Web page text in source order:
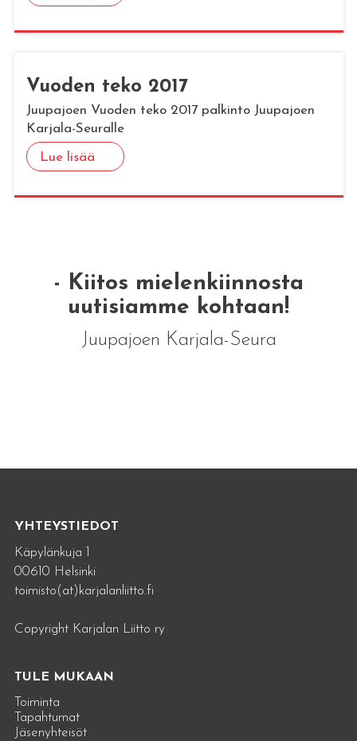
Vuo­den teko 2017
Juupajoen Vuoden teko 2017 palkinto Juupajoen
Karjala-Seuralle
Lue lisää
- Kiitos mielenkiinnosta
uutisiamme kohtaan!
Juupajoen Karjala-Seura
YHTEYSTIEDOT
Käpylänkuja 1
00610 Helsinki
toimisto(at)karjalanliitto.fi
Copyright Karjalan Liitto ry
TULE MUKAAN
Toiminta
Tapahtumat
Jäsenyhteisöt